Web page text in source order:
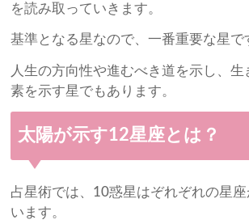
を読み取っていきます。
基準となる星なので、一番重要な星で
人生の方向性や進むべき道を示し、
素を示す星でもあります。
太陽が示す12星座とは？
占星術では、10惑星はぞれぞれの星
います。